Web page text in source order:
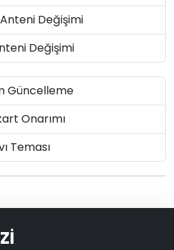
Değişimi
Değişimi
Güncelleme
Onarımı
Teması